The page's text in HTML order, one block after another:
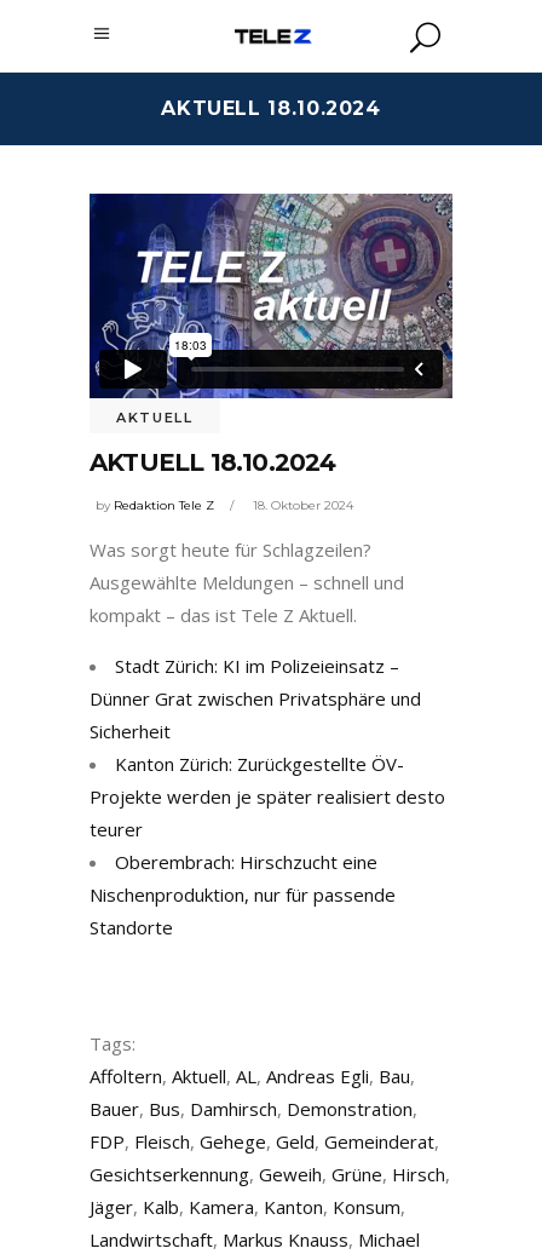
AKTUELL 18.10.2024
AKTUELL
AKTUELL 18.10.2024
by Redaktion Tele Z 18. Oktober 2024
Was sorgt heute für Schlagzeilen?
Ausgewählte Meldungen – schnell und
kompakt – das ist Tele Z Aktuell.
Stadt Zürich: KI im Polizeieinsatz –
Dünner Grat zwischen Privatsphäre und
Sicherheit
Kanton Zürich: Zurückgestellte ÖV-
Projekte werden je später realisiert desto
teurer
Oberembrach: Hirschzucht eine
Nischenproduktion, nur für passende
Standorte
Tags:
Affoltern, Aktuell, AL, Andreas Egli, Bau,
Bauer, Bus, Damhirsch, Demonstration,
FDP, Fleisch, Gehege, Geld, Gemeinderat,
Gesichtserkennung, Geweih, Grüne, Hirsch,
Jäger, Kalb, Kamera, Kanton, Konsum,
Landwirtschaft, Markus Knauss, Michael